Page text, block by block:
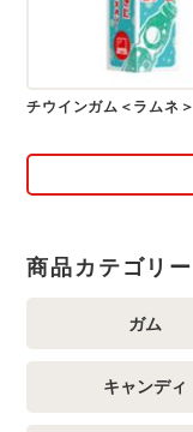
チウインガム＜ラムネ＞
商品カテゴリー
ガム
キャンディ